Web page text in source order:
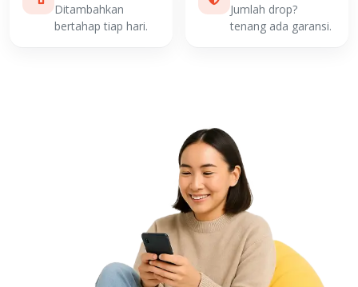
Ditambahkan
bertahap tiap hari.
Jumlah drop?
tenang ada garansi.